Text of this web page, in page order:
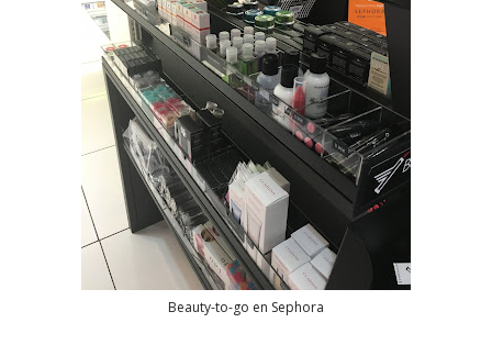
Beauty-to-go en Sephora